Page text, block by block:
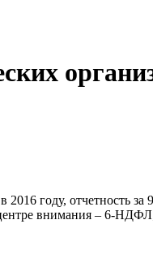
году, отчетность за
внимания – 6-